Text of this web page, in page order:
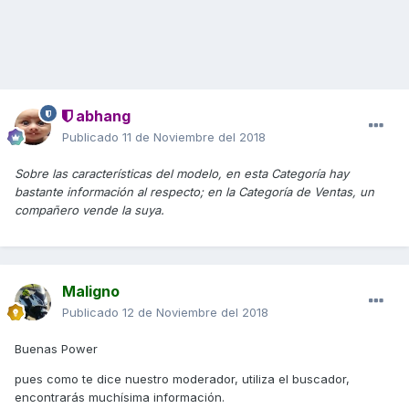
abhang
Publicado 11 de Noviembre del 2018
Sobre las características del modelo, en esta Categoría hay
bastante información al respecto; en la Categoría de Ventas, un
compañero vende la suya.
Maligno
Publicado 12 de Noviembre del 2018
Buenas Power
pues como te dice nuestro moderador, utiliza el buscador,
encontrarás muchísima información.